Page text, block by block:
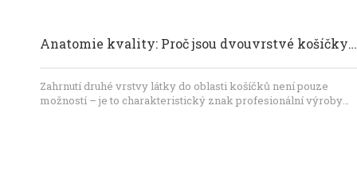
Anatomie kvality: Proč jsou dvouvrstvé košíčky zásadní v konstrukci prémiových plavek
Zahrnutí druhé vrstvy látky do oblasti košíčků není pouze
možností – je to charakteristický znak profesionální výroby